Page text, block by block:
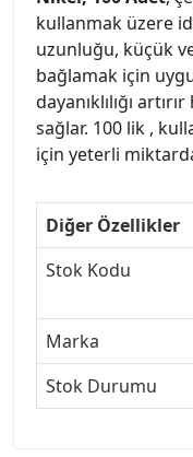
kullanmak üzere
uzunluğu, küçük
bağlamak için
dayanıklılığı
sağlar. 100 lik ,
için yeterli
Diğer Özellikler
Stok Kodu
Marka
Stok Durumu